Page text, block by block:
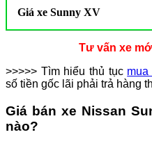
Giá xe Sunny XV
Tư vấn xe
>>>>> Tìm hiểu thủ tục
số tiền gốc lãi phải trả hàng
Giá bán xe Nissan
nào?